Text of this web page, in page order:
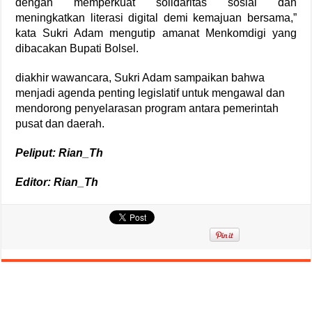
dengan memperkuat solidaritas sosial dan
meningkatkan literasi digital demi kemajuan bersama,”
kata Sukri Adam mengutip amanat Menkomdigi yang
dibacakan Bupati Bolsel.
diakhir wawancara, Sukri Adam sampaikan bahwa
menjadi agenda penting legislatif untuk mengawal dan
mendorong penyelarasan program antara pemerintah
pusat dan daerah.
Peliput: Rian_Th
Editor: Rian_Th